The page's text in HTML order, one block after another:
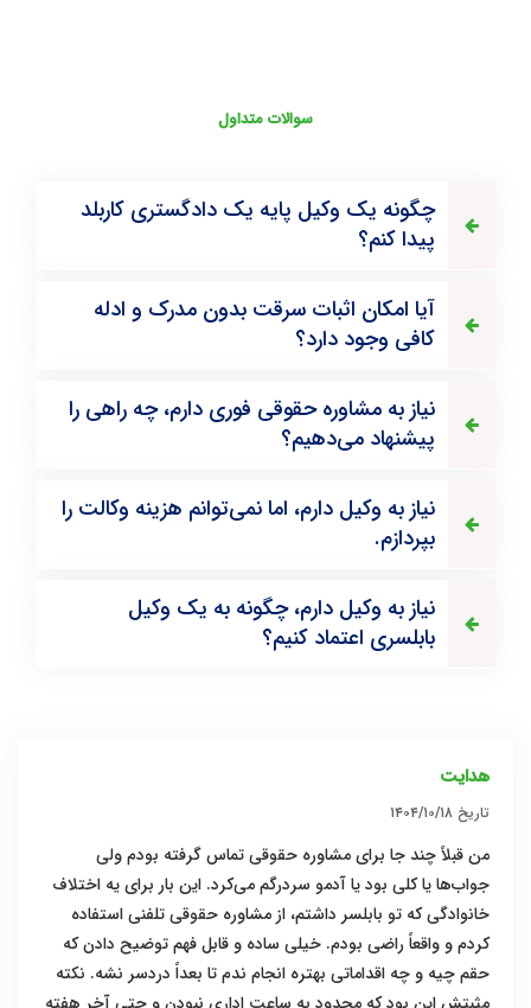
سوالات متداول
چگونه یک وکیل پایه یک دادگستری کاربلد
پیدا کنم؟
آیا امکان اثبات سرقت بدون مدرک و ادله
کافی وجود دارد؟
نیاز به مشاوره حقوقی فوری دارم، چه راهی را
پیشنهاد می‌دهیم؟
نیاز به وکیل دارم، اما نمی‌توانم هزینه وکالت را
بپردازم.
نیاز به وکیل دارم، چگونه به یک وکیل
بابلسری اعتماد کنیم؟
هدایت
تاریخ ۱۴۰۴/۱۰/۱۸
من قبلاً چند جا برای مشاوره حقوقی تماس گرفته بودم ولی
جواب‌ها یا کلی بود یا آدمو سردرگم می‌کرد. این بار برای یه اختلاف
خانوادگی که تو بابلسر داشتم، از مشاوره حقوقی تلفنی استفاده
کردم و واقعاً راضی بودم. خیلی ساده و قابل فهم توضیح دادن که
حقم چیه و چه اقداماتی بهتره انجام ندم تا بعداً دردسر نشه. نکته